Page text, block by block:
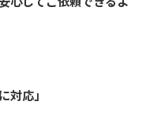
対応」